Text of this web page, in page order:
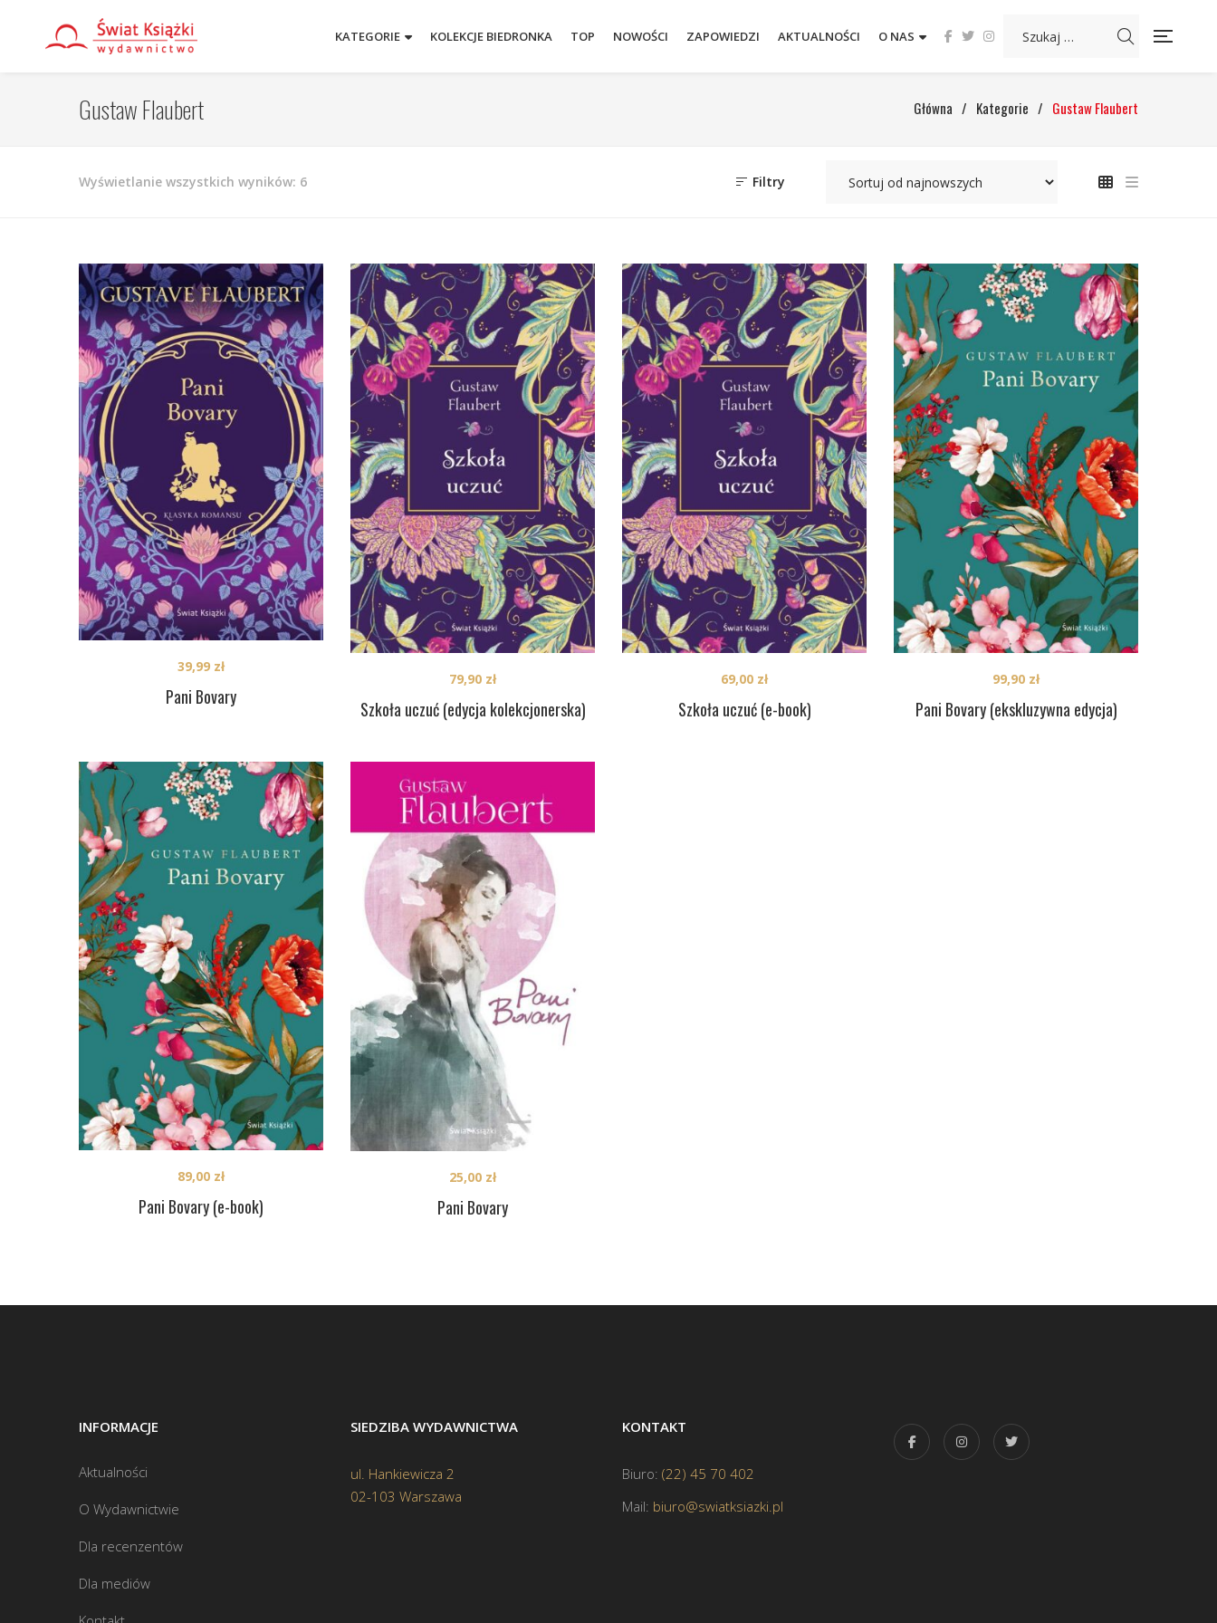
KATEGORIE KOLEKCJE BIEDRONKA TOP NOWOŚCI ZAPOWIEDZI AKTUALNOŚCI O NAS
Gustaw Flaubert Główna / Kategorie / Gustaw Flaubert
Wyświetlanie wszystkich wyników: 6Posortowane
Filtry
Pani Bovary
39,99 zł
Szkoła uczuć (edycja kolekcjonerska)
79,90 zł
Szkoła uczuć (e-book)
69,00 zł
Pani Bovary (ekskluzywna edycja)
99,90 zł
Pani Bovary (e-book)
89,00 zł
Pani Bovary
25,00 zł
INFORMACJE
Aktualności
O Wydawnictwie
Dla recenzentów
Dla mediów
SIEDZIBA WYDAWNICTWA
ul. Hankiewicza 2
02-103 Warszawa
KONTAKT
Biuro: (22) 45 70 402
Mail: biuro@swiatksiazki.pl